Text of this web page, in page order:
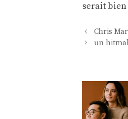
serait bien
Navigation
des
Chris
un